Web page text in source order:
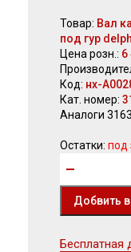
Товар: Вал
под гур
Цена розн.: 6
Код: нх-
Кат. номер:
Аналоги
Остатки: под
Бесплатная